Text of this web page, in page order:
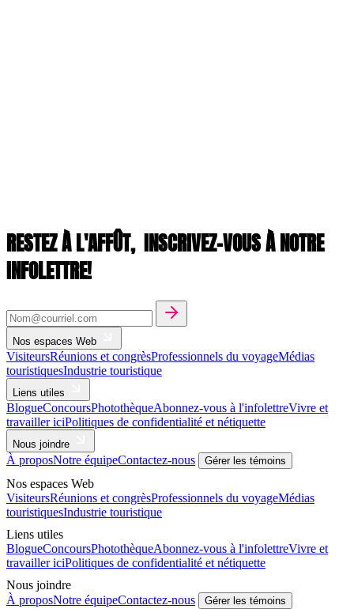
RESTEZ À L'AFFÛT, INSCRIVEZ-VOUS À NOTRE
INFOLETTRE!
Nos espaces Web
VisiteursRéunions et congrèsProfessionnels du voyageMédias
touristiquesIndustrie touristique
Liens utiles
BlogueConcoursPhotothèqueAbonnez-vous à l'infolettreVivre et
travailler iciPolitiques de confidentialité et nétiquette
Nous joindre
À proposNotre équipeContactez-nous Gérer les témoins
Nos espaces Web
VisiteursRéunions et congrèsProfessionnels du voyageMédias
touristiquesIndustrie touristique
Liens utiles
BlogueConcoursPhotothèqueAbonnez-vous à l'infolettreVivre et
travailler iciPolitiques de confidentialité et nétiquette
Nous joindre
À proposNotre équipeContactez-nous Gérer les témoins